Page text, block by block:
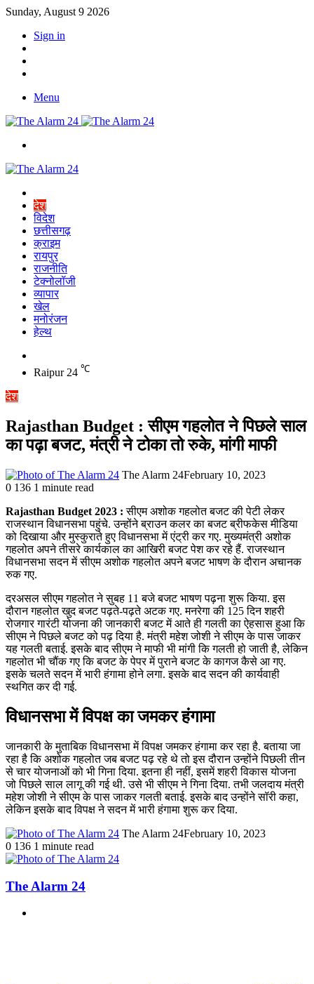
Sunday, August 9 2026
Sign in
Menu
देश
विदेश
छत्तीसगढ़
क्राइम
रायपुर
राजनीति
टेक्नोलॉजी
व्यापार
खेल
मनोरंजन
हेल्थ
skin
Raipur 24 ℃
देश
Rajasthan Budget : सीएम गहलोत ने पिछले साल
का पढ़ा बजट, मंत्री ने टोका तो रुके, मांगी माफी
The Alarm 24February 10, 2023
0 136 1 minute read
Rajasthan Budget 2023 :सीएम अशोक गहलोत बजट की पेटी लेकर
राजस्थान विधानसभा पहुंचे. उन्होंने ब्राउन कलर का बजट ब्रीफकेस मीडिया
को दिखाया और मुस्कुराते हुए विधानसभा में एंट्री कर गए. मुख्यमंत्री अशोक
गहलोत अपने तीसरे कार्यकाल का आखिरी बजट पेश कर रहे हैं. राजस्थान
विधानसभा सदन में सीएम अशोक गहलोत अपने बजट भाषण के दौरान अचानक
रुक गए.
दरअसल सीएम गहलोत ने सुबह 11 बजे बजट भाषण पढ़ना शुरू किया. इस
दौरान गहलोत खुद बजट पढ़ते-पढ़ते अटक गए. मनरेगा की 125 दिन शहरी
रोजगार गारंटी योजना की जानकारी बजट में आते ही गलती का ऐहसास हुआ कि
सीएम ने पिछले बजट को पढ़ दिया है. मंत्री महेश जोशी ने सीएम के पास जाकर
यह गलती बताई. इसके बाद सीएम ने माफी भी मांगी कि गलती हो जाती है, लेकिन
गहलोत भी चौंक गए कि बजट के पेपर में पुराने बजट के कागज कैसे आ गए.
इसके चलते सदन में भारी हंगामा होने लगा. इसके बाद सदन की कार्यवाही
स्थगित कर दी गई.
विधानसभा में विपक्ष का जमकर हंगामा
जानकारी के मुताबिक विधानसभा में विपक्ष जमकर हंगामा कर रहा है. बताया जा
रहा है कि अशोक गहलोत जब बजट पढ़ रहे थे तो इस दौरान उन्होंने पिछली तीन
से चार योजनाओं को भी गिना दिया. इतना ही नहीं, इसमें शहरी विकास योजना
जो पिछले साल लागू की गई थी. उसे भी सीएम ने गिना दिया. तभी जलदाय मंत्री
महेश जोशी ने सीएम के पास जाकर गलती बताई. इसके बाद उन्होंने सॉरी कहा,
लेकिन इसके बाद विपक्ष ने सदन में भारी हंगामा शुरू कर दिया.
The Alarm 24February 10, 2023
0 136 1 minute read
The Alarm 24